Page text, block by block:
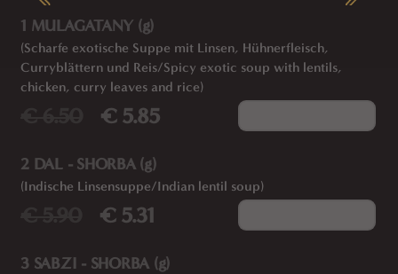
1 MULAGATANY (g)
(Scharfe exotische Suppe mit Linsen, Hühnerfleisch,
Curryblättern und Reis/Spicy exotic soup with lentils,
chicken, curry leaves and rice)
€ 5.85
2 DAL - SHORBA (g)
(Indische Linsensuppe/Indian lentil soup)
€ 5.31
3 SABZI - SHORBA (g)